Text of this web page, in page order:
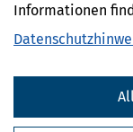
Informationen